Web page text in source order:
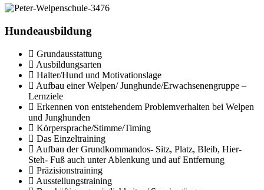
Hundeausbildung
Grundausstattung
Ausbildungsarten
Halter/Hund und Motivationslage
Aufbau einer Welpen/ Junghunde/Erwachsenengruppe –
Lernziele
Erkennen von entstehendem Problemverhalten bei Welpen
und Junghunden
Körpersprache/Stimme/Timing
Das Einzeltraining
Aufbau der Grundkommandos- Sitz, Platz, Bleib, Hier-
Steh- Fuß auch unter Ablenkung und auf Entfernung
Präzisionstraining
Ausstellungstraining